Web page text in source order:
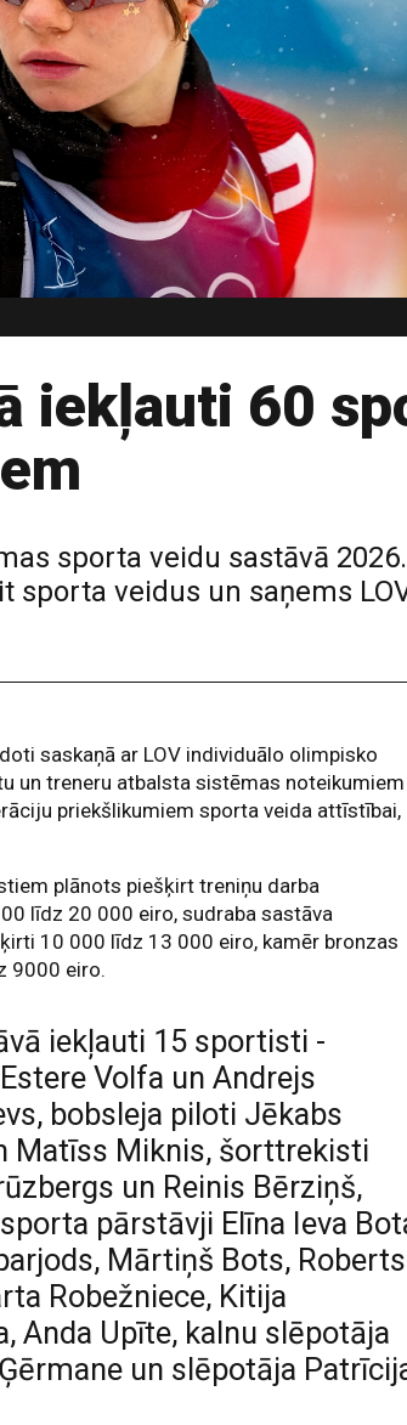
iekļauti 60
sporta veidu sastāvā
veidus un saņems
saskaņā ar LOV individuālo olimpisko
un treneru atbalsta sistēmas noteikumiem
priekšlikumiem sporta veida attīstībai,
plānots piešķirt treniņu darba
līdz 20 000 eiro, sudraba sastāva
10 000 līdz 13 000 eiro, kamēr bronzas
9000 eiro.
iekļauti 15 sportisti -
Volfa un Andrejs
bobsleja piloti Jēkabs
Matīss Miknis, šorttrekisti
un Reinis Bērziņš,
pārstāvji Elīna Ieva
Mārtiņš Bots, Roberts
Robežniece, Kitija
Anda Upīte, kalnu slēpotāja
un slēpotāja